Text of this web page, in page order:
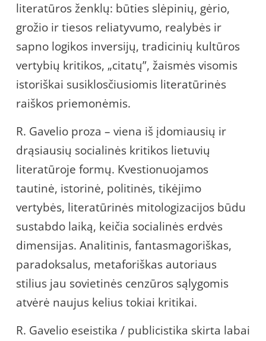
literatūros ženklų: būties slėpinių, gėrio,
grožio ir tiesos reliatyvumo, realybės ir
sapno logikos inversijų, tradicinių kultūros
vertybių kritikos, „citatų”, žaismės visomis
istoriškai susiklosčiusiomis literatūrinės
raiškos priemonėmis.
R. Gavelio proza – viena iš įdomiausių ir
drąsiausių socialinės kritikos lietuvių
literatūroje formų. Kvestionuojamos
tautinė, istorinė, politinės, tikėjimo
vertybės, literatūrinės mitologizacijos būdu
sustabdo laiką, keičia socialinės erdvės
dimensijas. Analitinis, fantasmagoriškas,
paradoksalus, metaforiškas autoriaus
stilius jau sovietinės cenzūros sąlygomis
atvėrė naujus kelius tokiai kritikai.
R. Gavelio eseistika / publicistika skirta labai